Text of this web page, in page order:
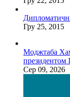
Гру 25, 2015
Моджтаба
президентом
Сер 09, 2026